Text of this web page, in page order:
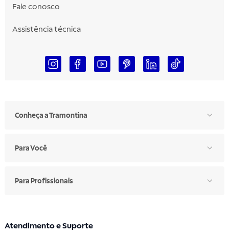
Fale conosco
Assistência técnica
Conheça a Tramontina
Para Você
Para Profissionais
Atendimento e Suporte